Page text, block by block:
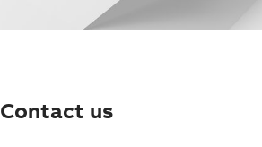
Contact us